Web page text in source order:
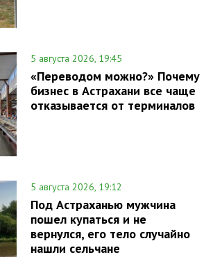
5 августа 2026, 19:45
«Переводом можно?» Почему
бизнес в Астрахани все чаще
отказывается от терминалов
5 августа 2026, 19:12
Под Астраханью мужчина
пошел купаться и не
вернулся, его тело случайно
нашли сельчане